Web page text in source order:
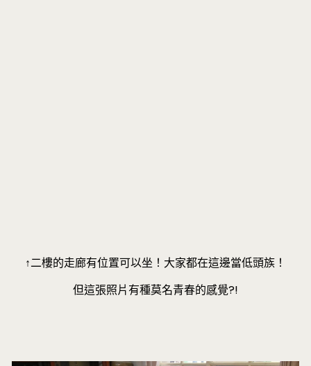
↑二樓的走廊有位置可以坐！大家都在這邊當低頭族！
但這張照片有種莫名青春的感覺?!